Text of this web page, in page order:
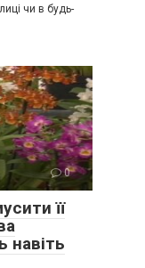
чи в будь-
0
її
навіть